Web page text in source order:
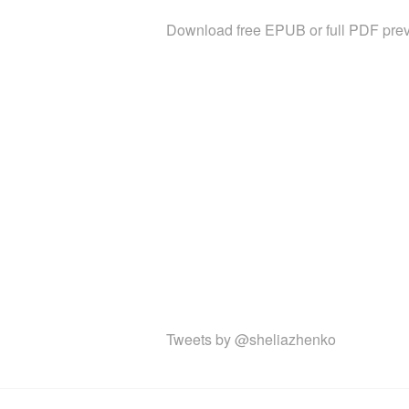
Download free EPUB or full PDF
Tweets by @sheliazhenko